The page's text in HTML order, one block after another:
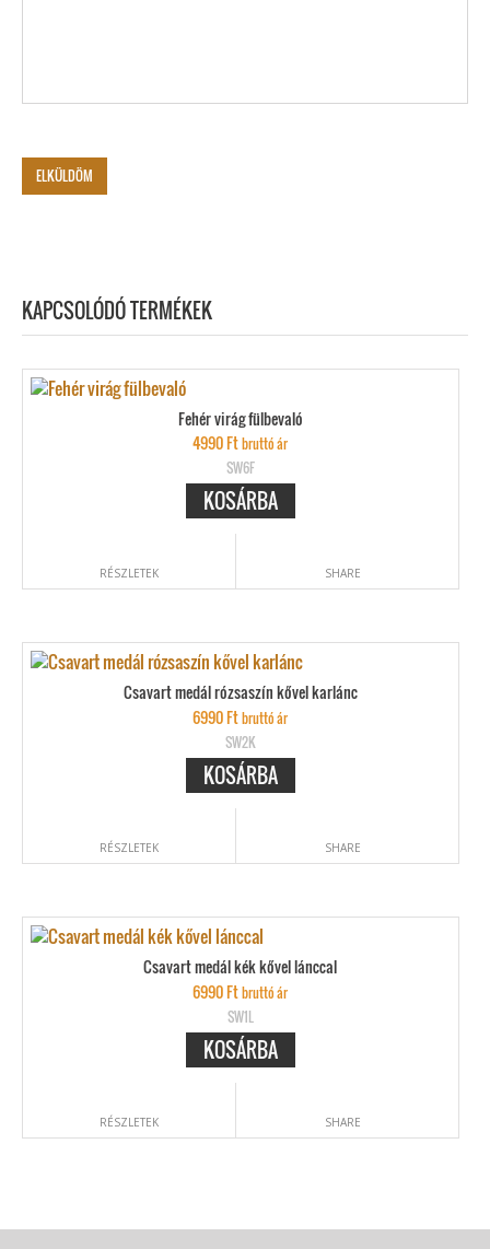
KAPCSOLÓDÓ TERMÉKEK
Fehér virág fülbevaló
4990Ftbruttó ár
SW6F
KOSÁRBA
RÉSZLETEK SHARE
Csavart medál rózsaszín kővel karlánc
6990Ftbruttó ár
SW2K
KOSÁRBA
RÉSZLETEK SHARE
Csavart medál kék kővel lánccal
6990Ftbruttó ár
SW1L
KOSÁRBA
RÉSZLETEK SHARE